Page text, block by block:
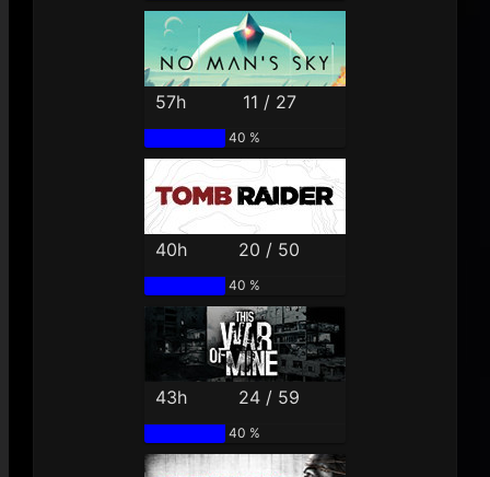
57h 11 / 27
40 %
40h 20 / 50
40 %
43h 24 / 59
40 %